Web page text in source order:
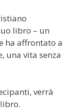
libro – un
ha affrontato a
una vita senza
verrà